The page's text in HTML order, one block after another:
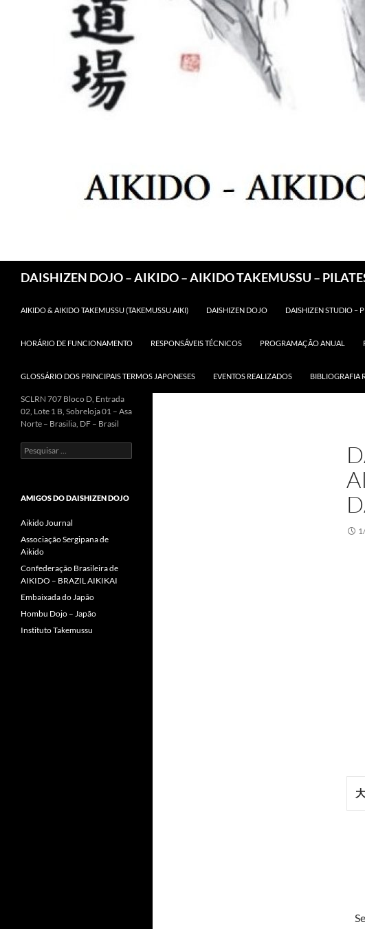
DAISHIZEN DOJO – AIKIDO – AIKIDO TAKEMUSSU –
AIKIDO & AIKIDO TAKEMUSSU (TAKEMUSSU AIKI) DAISHIZEN DOJO DAISHIZEN STUDIO –
HORÁRIO DE FUNCIONAMENTO RESPONSÁVEIS TÉCNICOS PROGRAMAÇÃO ANUAL
GLOSSÁRIO DOS PRINCIPAIS TERMOS JAPONESES EVENTOS REALIZADOS BIBLIOGRAFIA
SCLRN 707 Bloco D, Entrada
02, Lote 1 B, Sobreloja 01 – Asa
Norte – Brasilia, DF – Brasil
Pesquisar
por:
AMIGOS DO DAISHIZEN DOJO
Aikido Journal
Associação Sergipana de
Aikido
Confederação Brasileira de
AIKIDO – BRAZIL AIKIKAI
Embaixada do Japão
Hombu Dojo – Japão
Instituto Takemussu